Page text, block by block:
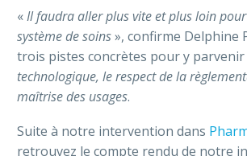
«Il faudra aller plus vite et plus loin
système de soins», confirme Delphine
trois pistes concrètes pour y parvenir
technologique, le respect de la
maîtrise des usages.
Suite à notre intervention dans
retrouvez le compte rendu de notre